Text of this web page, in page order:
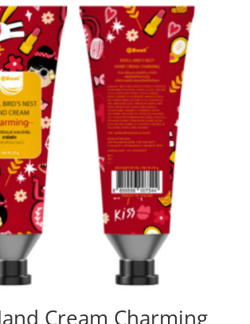
Cream Charming